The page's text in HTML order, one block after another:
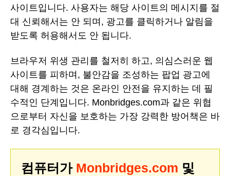
사이트입니다. 사용자는 해당 사이트의 메시지를 절
대 신뢰해서는 안 되며, 광고를 클릭하거나 알림을
받도록 허용해서도 안 됩니다.
브라우저 위생 관리를 철저히 하고, 의심스러운 웹
사이트를 피하며, 불안감을 조성하는 팝업 광고에
대해 경계하는 것은 온라인 안전을 유지하는 데 필
수적인 단계입니다. Monbridges.com과 같은 위협
으로부터 자신을 보호하는 가장 강력한 방어책은 바
로 경각심입니다.
컴퓨터가 Monbridges.com 및